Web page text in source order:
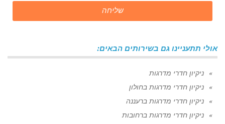
שליחה
אולי תתעניינו גם בשירותים הבאים:
ניקיון חדרי מדרגות
ניקיון חדרי מדרגות בחולון
ניקיון חדרי מדרגות ברעננה
ניקיון חדרי מדרגות ברחובות